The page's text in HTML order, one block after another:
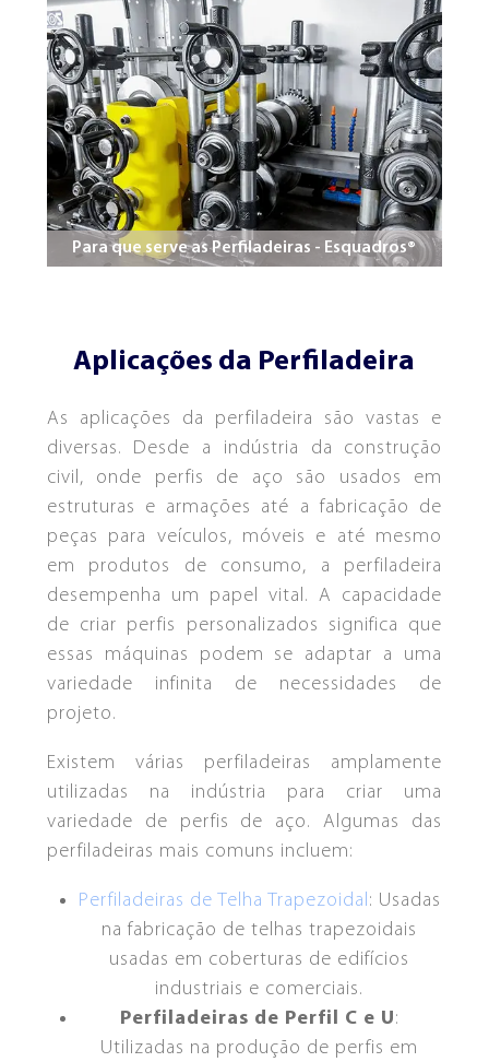
ESQUADROS®
ESQUADROS®
CONCEITO E TECNOLOGIA SERVIÇOS
Para que serve as Perfiladeiras - Esquadros®
Aplicações da Perfiladeira
As aplicações da perfiladeira são vastas e
diversas. Desde a indústria da construção
civil, onde perfis de aço são usados em
estruturas e armações até a fabricação de
peças para veículos, móveis e até mesmo
em produtos de consumo, a perfiladeira
desempenha um papel vital. A capacidade
de criar perfis personalizados significa que
essas máquinas podem se adaptar a uma
variedade infinita de necessidades de
projeto.
Existem várias perfiladeiras amplamente
utilizadas na indústria para criar uma
variedade de perfis de aço. Algumas das
perfiladeiras mais comuns incluem:
Perfiladeiras de Telha Trapezoidal: Usadas
na fabricação de telhas trapezoidais
usadas em coberturas de edifícios
industriais e comerciais.
Perfiladeiras de Perfil C e U:
Utilizadas na produção de perfis em